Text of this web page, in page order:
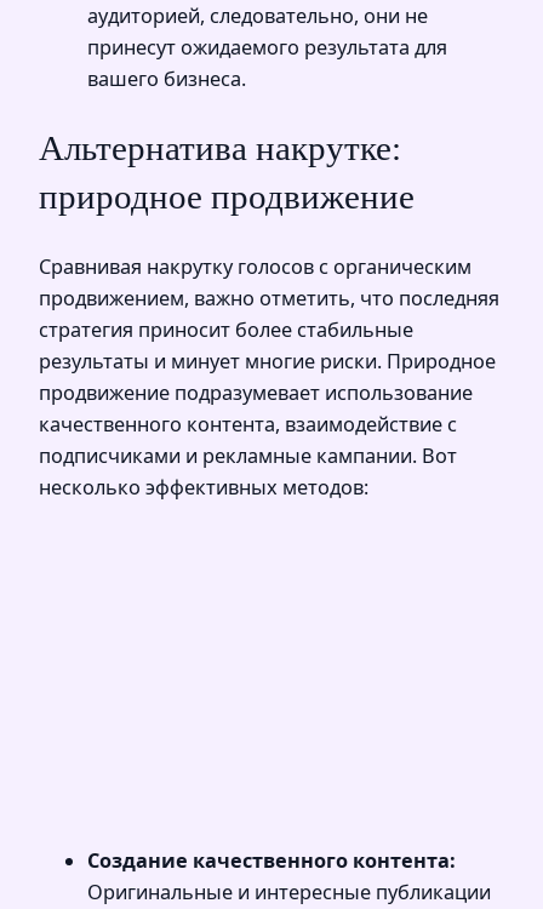
аудиторией, следовательно, они не
принесут ожидаемого результата для
вашего бизнеса.
Альтернатива накрутке:
природное продвижение
Сравнивая накрутку голосов с органическим
продвижением, важно отметить, что последняя
стратегия приносит более стабильные
результаты и минует многие риски. Природное
продвижение подразумевает использование
качественного контента, взаимодействие с
подписчиками и рекламные кампании. Вот
несколько эффективных методов:
Создание качественного контента:
Оригинальные и интересные публикации